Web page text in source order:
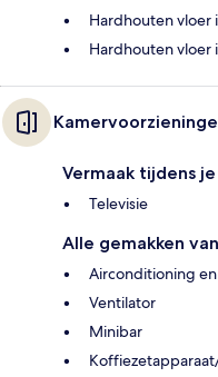
Hardhouten vloer
Hardhouten vloer
Vermaak tijdens
Televisie
Alle gemakken
Airconditioning
Ventilator
Minibar